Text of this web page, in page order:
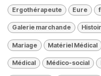
Ergothérapeute Eure
Galerie marchande
Mariage Matériel Médical
Médical Médico-social